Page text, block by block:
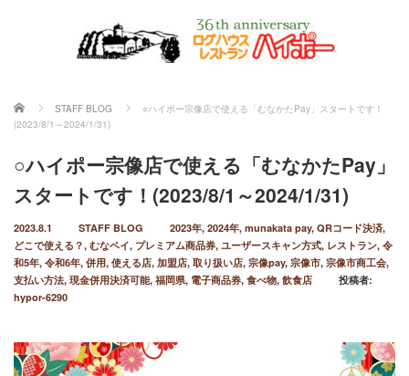
ホーム STAFF BLOG
○ハイポー宗像店で使える「むなかたPay」スタートです！
(2023/8/1～2024/1/31)
○ハイポー宗像店で使える「むなかたPay」
スタートです！(2023/8/1～2024/1/31)
2023.8.1 STAFF BLOG 2023年, 2024年, munakata pay, QRコード決済,
どこで使える？, むなペイ, プレミアム商品券, ユーザースキャン方式, レストラン, 令
和5年, 令和6年, 併用, 使える店, 加盟店, 取り扱い店, 宗像pay, 宗像市, 宗像市商工会,
支払い方法, 現金併用決済可能, 福岡県, 電子商品券, 食べ物, 飲食店
投稿者:
hypor-6290